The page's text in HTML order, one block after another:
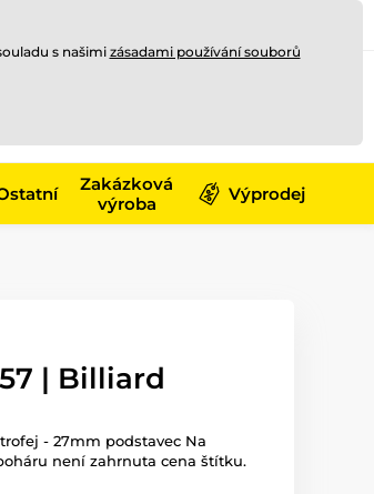
Zakázková
výroba
Výprodej
| Billiard
- 27mm podstavec Na
není zahrnuta cena štítku.
s našimi zásadami používání souborů